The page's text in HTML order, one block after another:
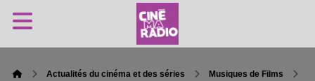
Actualités du cinéma et des séries
Musiques de Films